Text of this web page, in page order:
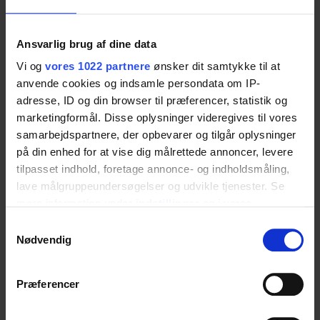
Ansvarlig brug af dine data
Vi og vores 1022 partnere ønsker dit samtykke til at
anvende cookies og indsamle persondata om IP-
adresse, ID og din browser til præferencer, statistik og
marketingformål. Disse oplysninger videregives til vores
samarbejdspartnere, der opbevarer og tilgår oplysninger
på din enhed for at vise dig målrettede annoncer, levere
tilpasset indhold, foretage annonce- og indholdsmåling,
lave målgruppeundersøgelser og udvikle tjenester. Se
tilbage eller ændre indstillinger fra vores
"Cookiedeklaration", eller ved at trykke på "Privacy
Nødvendig
Præferencer
Toilettenstützarme nutzen, um sich beim
ermöglicht eine schnelle und einfache
Anpassung der Höhe des Toilettenstützarms an
verschiedene Benutzer und unterschiedliche
Bedürfnisse.
Die höhenverstellbare Einheit ist gemäß DS/ISO